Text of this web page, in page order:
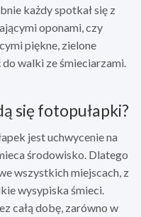
każdy spotkał się z
oponami, czy
piękne, zielone
walki ze śmieciarzami.
się fotopułapki?
jest uchwycenie na
środowisko. Dlatego
wszystkich miejscach, z
wysypiska śmieci.
całą dobę, zarówno w